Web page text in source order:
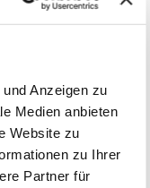
Anzeigen zu
Medien anbieten
Website zu
zu Ihrer
Partner für
Umgang mit
sowie